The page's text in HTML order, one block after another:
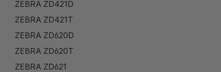
ZEBRA ZD421D
ZEBRA ZD421T
ZEBRA ZD620D
ZEBRA ZD620T
ZEBRA ZD621